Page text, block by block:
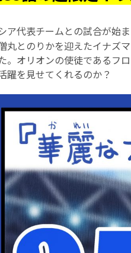
ア代表チームとの試合が始
丸とのりかを迎えたイナズ
。オリオンの使徒であるフ
躍を見せてくれるのか？